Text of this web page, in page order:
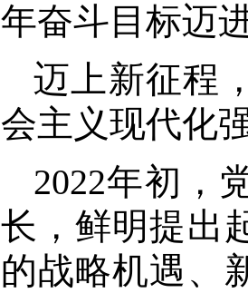
年奋斗目标迈
迈上新征程
会主义现代化
2022年初，
长，鲜明提出
的战略机遇、